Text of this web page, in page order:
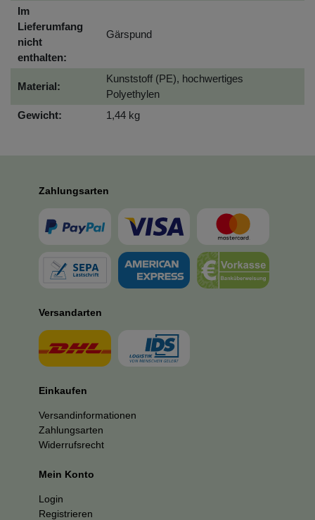
Im
Lieferumfang
nicht
enthalten:
Gärspund
Material:
Kunststoff (PE), hochwertiges
Polyethylen
Gewicht:
1,44 kg
Zahlungsarten
Versandarten
Einkaufen
Versandinformationen
Zahlungsarten
Widerrufsrecht
Mein Konto
Login
Registrieren